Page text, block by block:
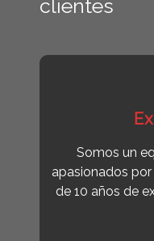
clientes
Somos un
apasionados
de 10 años de